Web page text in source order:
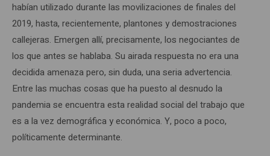
habían utilizado durante las movilizaciones de finales del
2019, hasta, recientemente, plantones y demostraciones
callejeras. Emergen allí, precisamente, los negociantes de
los que antes se hablaba. Su airada respuesta no era una
decidida amenaza pero, sin duda, una seria advertencia.
Entre las muchas cosas que ha puesto al desnudo la
pandemia se encuentra esta realidad social del trabajo que
es a la vez demográfica y económica. Y, poco a poco,
políticamente determinante.